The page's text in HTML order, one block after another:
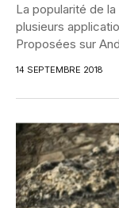
La popularité de
plusieurs
Proposées sur
14 SEPTEMBRE 2018